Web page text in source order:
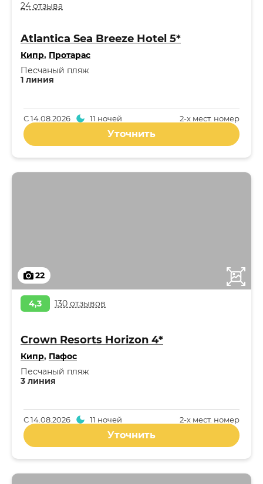
24 отзыва
Atlantica Sea Breeze Hotel 5*
Кипр, Протарас
1 линия
Песчаный пляж
2-x мест. номер
С14.08.2026 11 ночей
Уточнить
22
4,3 130 отзывов
Crown Resorts Horizon 4*
Кипр, Пафос
3 линия
Песчаный пляж
2-x мест. номер
С14.08.2026 11 ночей
Уточнить